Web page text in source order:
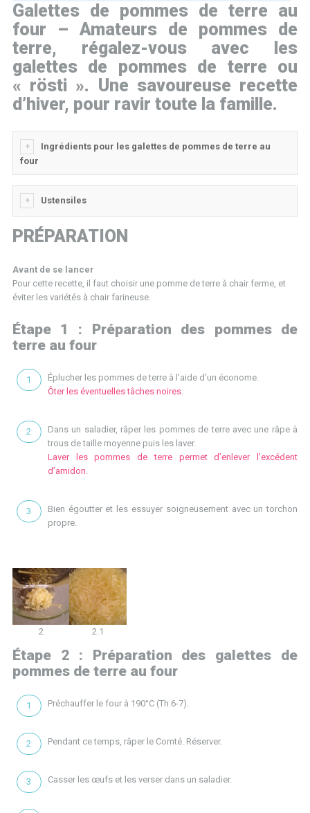
Galettes de pommes de terre au
four – Amateurs de pommes de
terre, régalez-vous avec les
galettes de pommes de terre ou
« rösti ». Une savoureuse recette
d’hiver, pour ravir toute la famille.
Ingrédients pour les galettes de pommes de terre au
four
Ustensiles
PRÉPARATION
Avant de se lancer
Pour cette recette, il faut choisir une pomme de terre à chair ferme, et
éviter les variétés à chair farineuse.
Étape 1 : Préparation des pommes de
terre au four
Éplucher les pommes de terre à l’aide d’un économe.
Ôter les éventuelles tâches noires.
Dans un saladier, râper les pommes de terre avec une râpe à
trous de taille moyenne puis les laver.
Laver les pommes de terre permet d’enlever l’excédent
d’amidon.
Bien égoutter et les essuyer soigneusement avec un torchon
propre.
2 2.1
Étape 2 : Préparation des galettes de
pommes de terre au four
Préchauffer le four à 190°C (Th.6-7).
Pendant ce temps, râper le Comté. Réserver.
Casser les œufs et les verser dans un saladier.